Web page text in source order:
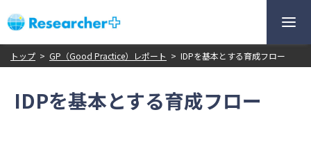
トップ > GP（Good Practice）レポート > IDPを基本とする育成フロー
IDPを基本とする育成フロー